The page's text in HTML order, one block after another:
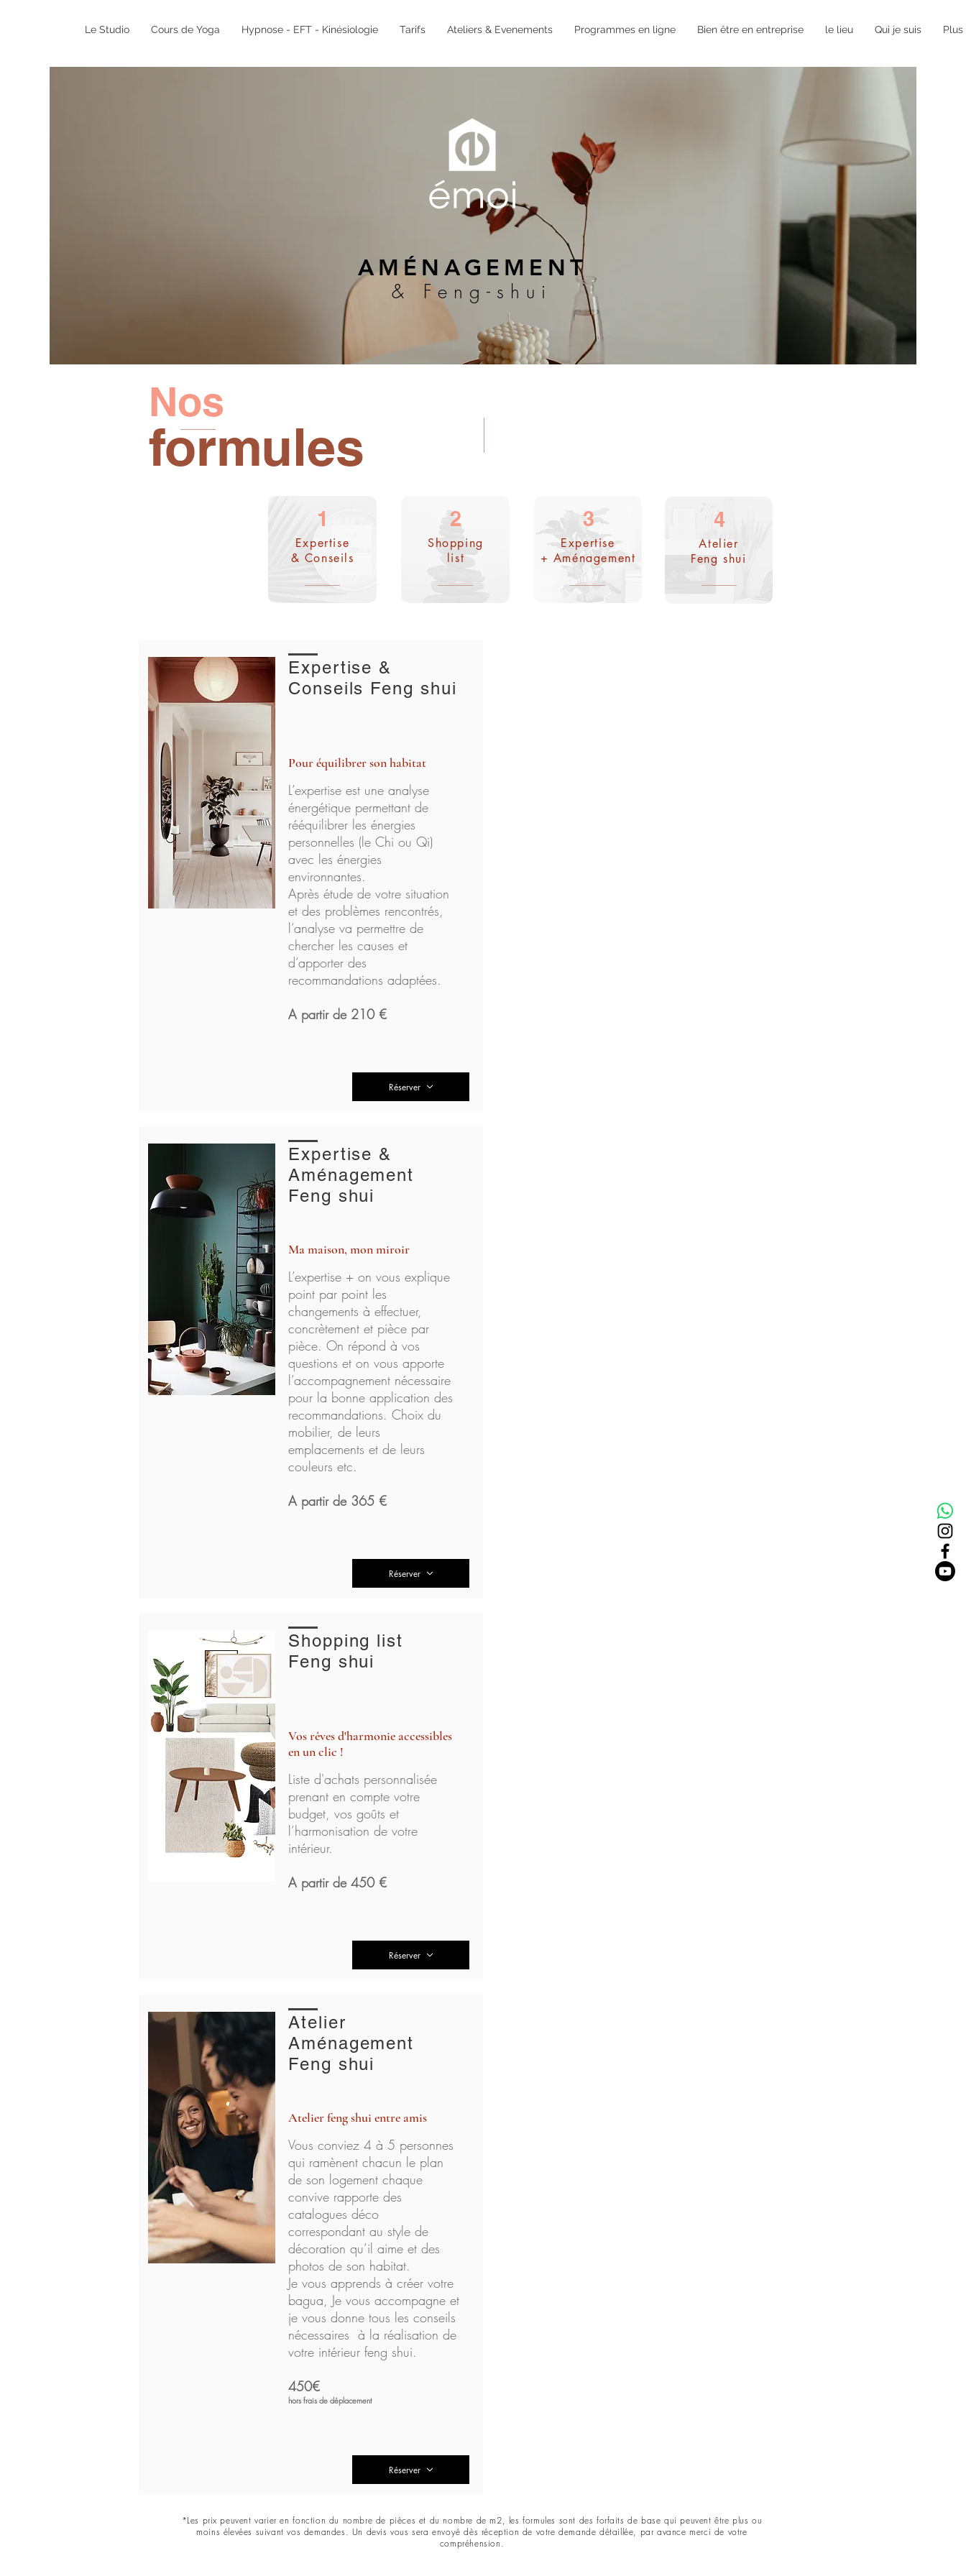
Le Studio Cours de Yoga Hypnose - EFT - Kinésiologie Tarifs Ateliers & Evenements Programmes en ligne Bien être en entreprise le lieu Qui je suis Plus
& Feng-shui
AMÉNAGEMENT
formules
Expertise
& Conseils
Shopping
list
Expertise
+ Aménagement
Nos
1 2 3
Atelier
Feng shui
4
Expertise &
Conseils Feng shui
Pour équilibrer son habitat
L’expertise est une analyse
énergétique permettant de
rééquilibrer les énergies
personnelles (le Chi ou Qi)
avec les énergies
environnantes.
Après étude de votre situation
et des problèmes rencontrés,
l’analyse va permettre de
chercher les causes et
d’apporter des
recommandations adaptées.
A partir de 210 €
Réserver
Expertise &
Aménagement
Feng shui
Ma maison, mon miroir
L’expertise + on vous explique
point par point les
changements à effectuer,
concrètement et pièce par
pièce. On répond à vos
questions et on vous apporte
l’accompagnement nécessaire
pour la bonne application des
recommandations. Choix du
mobilier, de leurs
emplacements et de leurs
couleurs etc.
A partir de 365 €
Réserver
Shopping list
Feng shui
Vos rêves d'harmonie accessibles
en un clic !
Liste d'achats personnalisée
prenant en compte votre
budget, vos goûts et
l’harmonisation de votre
intérieur.
A partir de 450 €
Réserver
Atelier
Aménagement
Feng shui
Atelier feng shui entre amis
Vous conviez 4 à 5 personnes
qui ramènent chacun le plan
de son logement chaque
convive rapporte des
catalogues déco
correspondant au style de
décoration qu’il aime et des
photos de son habitat.
Je vous apprends à créer votre
bagua, Je vous accompagne et
je vous donne tous les conseils
nécessaires à la réalisation de
votre intérieur feng shui.
450€
hors frais de déplacement
Réserver
*Les prix peuvent varier en fonction du nombre de pièces et du nombre de m2, les formules sont des forfaits de base qui peuvent être plus ou
moins élevées suivant vos demandes. Un devis vous sera envoyé dès réception de votre demande détaillée, par avance merci de votre
compréhension.